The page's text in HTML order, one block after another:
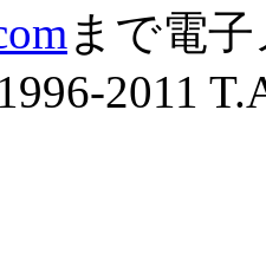
まで電
2011